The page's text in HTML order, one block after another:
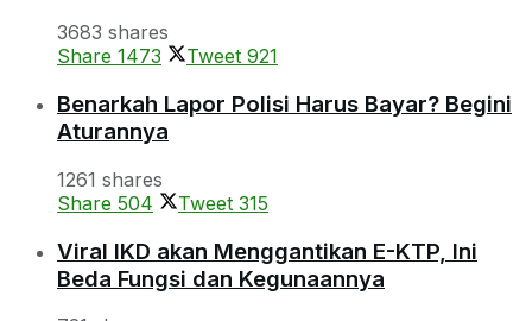
3683 shares
Share 1473 Tweet 921
Benarkah Lapor Polisi Harus Bayar? Begini
Aturannya
1261 shares
Share 504 Tweet 315
Viral IKD akan Menggantikan E-KTP, Ini
Beda Fungsi dan Kegunaannya